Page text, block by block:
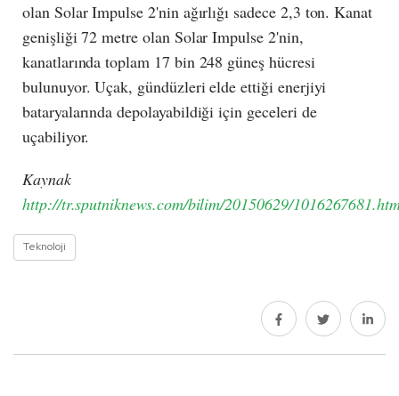
olan Solar Impulse 2'nin ağırlığı sadece 2,3 ton. Kanat
genişliği 72 metre olan Solar Impulse 2'nin,
kanatlarında toplam 17 bin 248 güneş hücresi
bulunuyor. Uçak, gündüzleri elde ettiği enerjiyi
bataryalarında depolayabildiği için geceleri de
uçabiliyor.
Kaynak
http://tr.sputniknews.com/bilim/20150629/
Teknoloji